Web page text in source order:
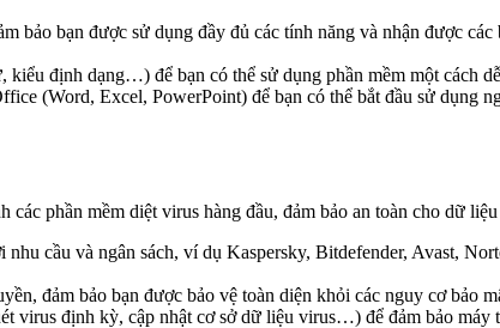
bảo bạn được sử dụng đầy đủ các tính năng và nhận được
định dạng…) để bạn có thể sử dụng phần mềm một cách
(Word, Excel, PowerPoint) để bạn có thể bắt đầu sử dụng
phần mềm diệt virus hàng đầu, đảm bảo an toàn cho dữ liệu
cầu và ngân sách, ví dụ Kaspersky, Bitdefender, Avast,
đảm bảo bạn được bảo vệ toàn diện khỏi các nguy cơ bảo
virus định kỳ, cập nhật cơ sở dữ liệu virus…) để đảm bảo máy